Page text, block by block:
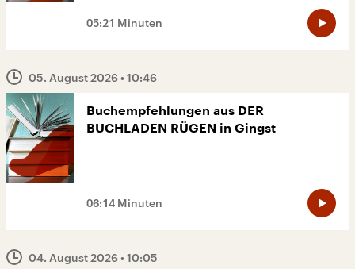
05:21 Minuten
05. August 2026• 10:46
Buchempfehlungen aus DER
BUCHLADEN RÜGEN in Gingst
06:14 Minuten
04. August 2026• 10:05